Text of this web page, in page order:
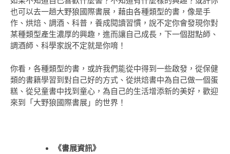
也可以去一趟大野狼國際書展，藉由各種類型的書，像是手
作、烘焙、調酒、科普，養成閱讀習慣，說不定你會發現你對
某種類型產生濃厚的興趣，進而讓自己成長，下一個甜點師、
調酒師、科學家說不定就是你唷！
你看，各種類型的書，或許我們能從中得到一些啟發，從保健
類的書籍學習到對自己好的方式、從烘焙書中為自己做一個蛋
糕、從兒童書中找到童心，為自己的生活增添新的美好，歡迎
來到「大野狼國際書展」的世界！
《書展資訊》